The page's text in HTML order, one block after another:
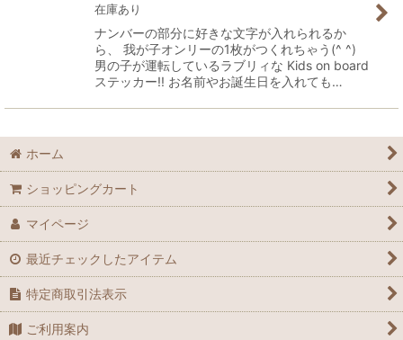
在庫あり
ナンバーの部分に好きな文字が入れられるか
ら、 我が子オンリーの1枚がつくれちゃう(^ ^)
男の子が運転しているラブリィな Kids on board
ステッカー!! お名前やお誕生日を入れても…
ホーム
ショッピングカート
マイページ
最近チェックしたアイテム
特定商取引法表示
ご利用案内